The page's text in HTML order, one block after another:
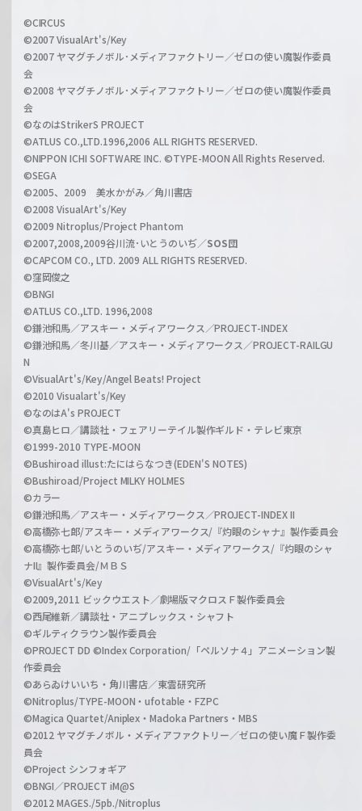
a
r
z
i
l
h
a
n
l
©CIRCUS
©2007 VisualArt's/Key
©2007 ヤマグチノボル･メディアファクトリー／ゼロの使い魔製作委員
会
©2008 ヤマグチノボル･メディアファクトリー／ゼロの使い魔製作委員
会
©なのはStrikerS PROJECT
©ATLUS CO.,LTD.1996,2006 ALL RIGHTS RESERVED.
©NIPPON ICHI SOFTWARE INC. ©TYPE-MOON All Rights Reserved.
©SEGA
©2005、2009 美水かがみ／角川書店
©2008 VisualArt's/Key
©2009 Nitroplus/Project Phantom
©2007,2008,2009谷川流･いとうのいぢ／SOS団
©CAPCOM CO., LTD. 2009 ALL RIGHTS RESERVED.
©窪岡俊之
©BNGI
©ATLUS CO.,LTD. 1996,2008
©鎌池和馬／アスキー・メディアワークス／PROJECT-INDEX
©鎌池和馬／冬川基／アスキー・メディアワークス／PROJECT-RAILGU
N
©VisualArt's/Key/Angel Beats! Project
©2010 Visualart's/Key
©なのはA's PROJECT
©真島ヒロ／講談社・フェアリーテイル製作ギルド・テレビ東京
©1999-2010 TYPE-MOON
©Bushiroad illust:たにはらなつき(EDEN'S NOTES)
©Bushiroad/Project MILKY HOLMES
©カラー
©鎌池和馬／アスキー・メディアワークス／PROJECT-INDEX II
©高橋弥七郎/アスキー・メディアワークス/『灼眼のシャナ』製作委員会
©高橋弥七郎/いとうのいぢ/アスキー・メディアワークス/『灼眼のシャ
ナII』製作委員会/ＭＢＳ
©VisualArt's/Key
©2009,2011 ビックウエスト／劇場版マクロスＦ製作委員会
©西尾維新／講談社・アニプレックス・シャフト
©ギルティクラウン製作委員会
©PROJECT DD ©Index Corporation/「ペルソナ４」アニメーション製
作委員会
©あらゐけいいち・角川書店／東雲研究所
©Nitroplus/TYPE-MOON・ufotable・FZPC
©Magica Quartet/Aniplex・Madoka Partners・MBS
©2012 ヤマグチノボル・メディアファクトリー／ゼロの使い魔Ｆ製作委
員会
©Project シンフォギア
©BNGI／PROJECT iM@S
©2012 MAGES./5pb./Nitroplus